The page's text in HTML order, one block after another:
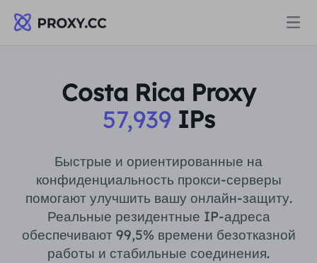
Прокси
Статический резидентный прокси
Неограниченный резидентный прокси
ЖИЛЫЕ ПРОКСИ
Резидентный прокси $0.8/ГБ
Статический резидентный прокси
$0.28/IP/День
Data for AI
Решения
Costa Rica Proxy
57,939 IPs
Быстрые и ориентированные на
конфиденциальность прокси-серверы
помогают улучшить вашу онлайн-защиту.
Реальные резидентные IP-адреса
обеспечивают 99,5% времени безотказной
работы и стабильные соединения.